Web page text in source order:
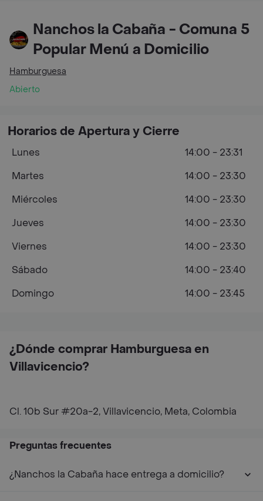
Nanchos la Cabaña - Comuna 5
Popular Menú a Domicilio
Hamburguesa
Abierto
¿Dónde comprar Hamburguesa en
Villavicencio?
Cl. 10b Sur #20a-2, Villavicencio, Meta, Colombia
Horarios de Apertura y Cierre
Lunes
14:00 - 23:31
Martes
14:00 - 23:30
Miércoles
14:00 - 23:30
Jueves
14:00 - 23:30
Viernes
14:00 - 23:30
Sábado
14:00 - 23:40
Domingo
14:00 - 23:45
Preguntas frecuentes
¿Nanchos la Cabaña hace entrega a domicilio?